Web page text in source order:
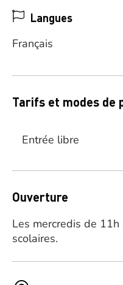
Langues
Français
Tarifs et modes de
Entrée libre
Ouverture
Les mercredis de
scolaires.